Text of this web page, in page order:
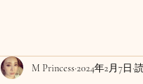
M Princess 2024年2月7日